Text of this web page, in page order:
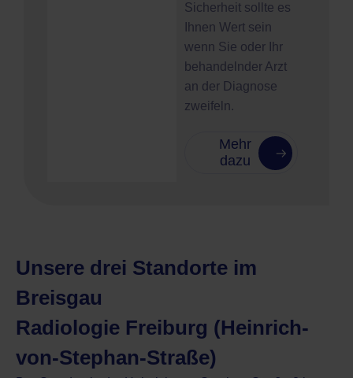
Sicherheit sollte es
Ihnen Wert sein
wenn Sie oder Ihr
behandelnder Arzt
an der Diagnose
zweifeln.
Mehr
dazu
Unsere drei Standorte im
Breisgau
Radiologie Freiburg (Heinrich-
von-Stephan-Straße)